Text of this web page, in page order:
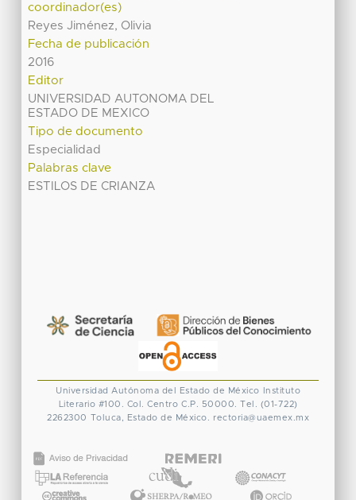
coordinador(es)
Reyes Jiménez, Olivia
Fecha de publicación
2016
Editor
UNIVERSIDAD AUTONOMA DEL
ESTADO DE MEXICO
Tipo de documento
Especialidad
Palabras clave
ESTILOS DE CRIANZA
Universidad Autónoma del Estado de México
Instituto
Literario #100. Col. Centro C.P. 50000. Tel. (01-722)
2262300 Toluca, Estado de México. rectoria@uaemex.mx